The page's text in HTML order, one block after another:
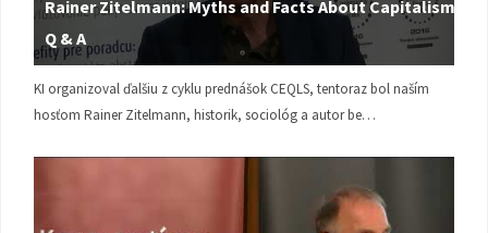
Rainer Zitelmann: Myths and Facts About Capitalism |
Q & A
KI organizoval ďalšiu z cyklu prednášok CEQLS, tentoraz bol naším
hosťom Rainer Zitelmann, historik, sociológ a autor be…